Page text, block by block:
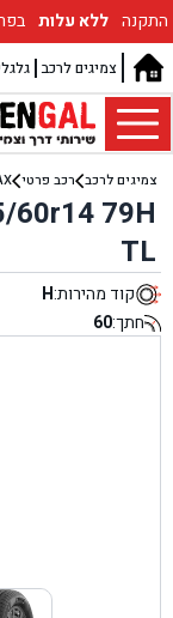
התקנה ללא עלות
צמיגים לרכב
צמיגים לרכב רכב פרטי
60r14 79H
TL
קוד מהירות:H
חתך:60